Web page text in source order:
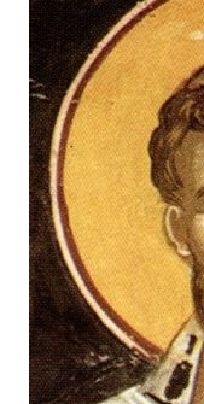
Лонгріди
Відео з Youtube
Інтерв'ю
Архів
Контакти
Послуги